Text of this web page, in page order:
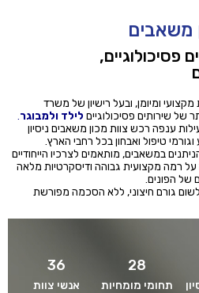
משאבים
פסיכולוגיים,
ומיומן, ובעל רישיון של משרד
של שירותים פסיכולוגיים לילד ולמבוגר
ענפה רכש צוות מכון משאבים ניסיון
טיפול ואבחון בכל רחבי הארץ.
במשאבים, מותאמים לצרכיו הייחודיים
רמה מקצועית גבוהה ודיסקרטיות מלאה
של הפונים.
גורם חיצוני, ללא הסכמה מפורשת
28
תחומי מומחיות
36
אנשי צוות